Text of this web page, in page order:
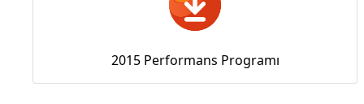
2015 Performans Programı